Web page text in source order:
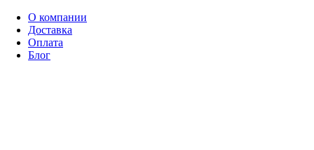
О компании
Доставка
Оплата
Блог